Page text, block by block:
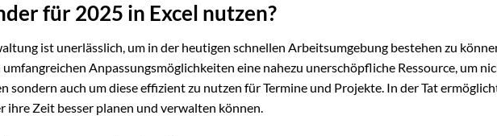
für 2025 in Excel nutzen?
ist unerlässlich, um in der heutigen schnellen Arbeitsumgebung bestehen zu
Anpassungsmöglichkeiten eine nahezu unerschöpfliche Ressource, um
sondern auch um diese effizient zu nutzen für Termine und Projekte. In der Tat
ihre Zeit besser planen und verwalten können.